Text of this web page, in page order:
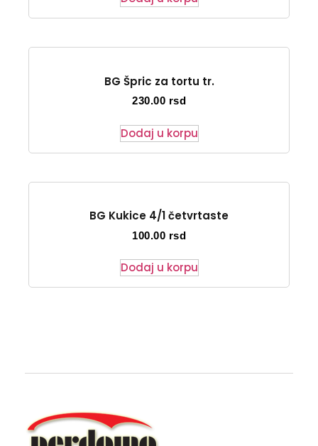
BG Špric za tortu tr.
230.00 rsd
Dodaj u korpu
BG Kukice 4/1 četvrtaste
100.00 rsd
Dodaj u korpu